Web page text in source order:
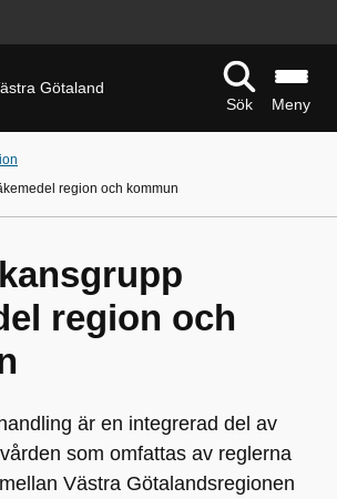
Götaland
Sök
Meny
region och kommun
region och
är en integrerad del av
som omfattas av reglerna
Västra Götalandsregionen